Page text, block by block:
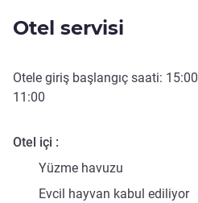
Otel servisi
Otele giriş başlangıç saati: 15:00
11:00
Otel içi
Yüzme havuzu
Evcil hayvan kabul ediliyor